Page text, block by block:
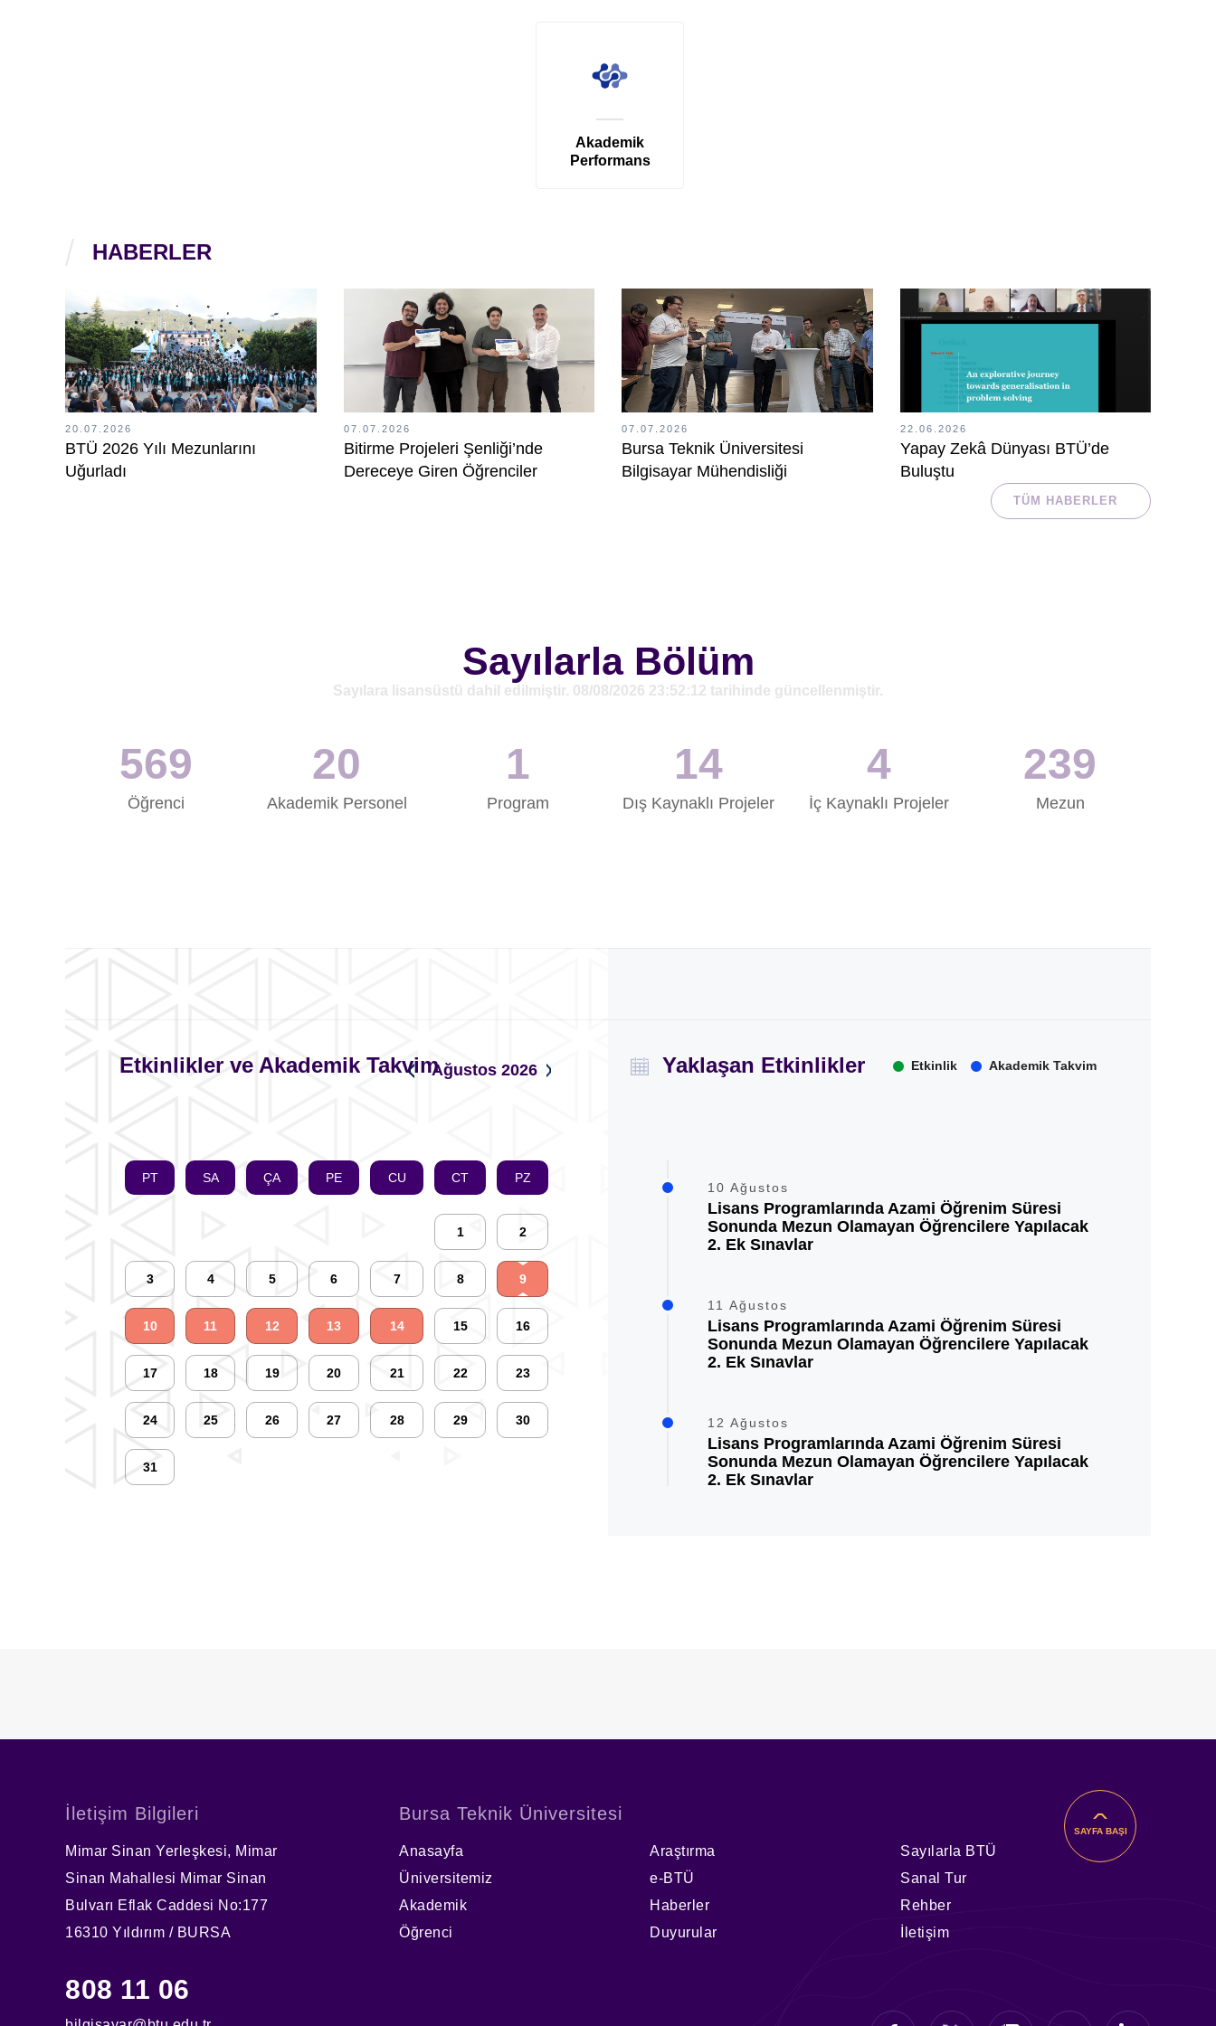
Akademik
Performans
HABERLER
20.07.2026
BTÜ 2026 Yılı Mezunlarını
Uğurladı
07.07.2026
Bitirme Projeleri Şenliği’nde
Dereceye Giren Öğrenciler
07.07.2026
Bursa Teknik Üniversitesi
Bilgisayar Mühendisliği
22.06.2026
Yapay Zekâ Dünyası BTÜ’de
Buluştu
TÜM HABERLER
Sayılarla Bölüm
Sayılara lisansüstü dahil edilmiştir. 08/08/2026 23:52:12 tarihinde güncellenmiştir.
573
Öğrenci
20
Akademik Personel
1
Program
14
Dış Kaynaklı Projeler
4
İç Kaynaklı Projeler
241
Mezun
Etkinlikler ve Akademik TakvimAğustos 2026
PT SA ÇA PE CU CT PZ
1 2
3 4 5 6 7 8 9
10 11 12 13 14 15 16
17 18 19 20 21 22 23
24 25 26 27 28 29 30
31
Yaklaşan Etkinlikler Etkinlik Akademik Takvim
10 Ağustos
Lisans Programlarında Azami Öğrenim Süresi
Sonunda Mezun Olamayan Öğrencilere Yapılacak
2. Ek Sınavlar
11 Ağustos
Lisans Programlarında Azami Öğrenim Süresi
Sonunda Mezun Olamayan Öğrencilere Yapılacak
2. Ek Sınavlar
12 Ağustos
Lisans Programlarında Azami Öğrenim Süresi
Sonunda Mezun Olamayan Öğrencilere Yapılacak
2. Ek Sınavlar
İletişim Bilgileri
Mimar Sinan Yerleşkesi, Mimar
Sinan Mahallesi Mimar Sinan
Bulvarı Eflak Caddesi No:177
16310 Yıldırım / BURSA
808 11 06
Bursa Teknik Üniversitesi
Anasayfa
Üniversitemiz
Akademik
Öğrenci
Araştırma
e-BTÜ
Haberler
Duyurular
Sayılarla BTÜ
Sanal Tur
Rehber
İletişim
SAYFA BAŞI